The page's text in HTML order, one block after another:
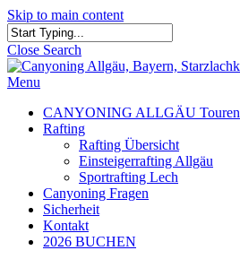
Skip to main content
Close Search
Menu
CANYONING ALLGÄU Touren
Rafting
Rafting Übersicht
Einsteigerrafting Allgäu
Sportrafting Lech
Canyoning Fragen
Sicherheit
Kontakt
2026 BUCHEN